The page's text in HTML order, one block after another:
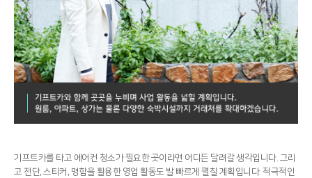
기프트카를 타고 에어컨 청소가 필요한 곳이라면 어디든 달려갈 생각입니다. 그리
고 전단, 스티커, 명함을 활용한 영업 활동도 발 빠르게 펼칠 계획입니다. 적극적인